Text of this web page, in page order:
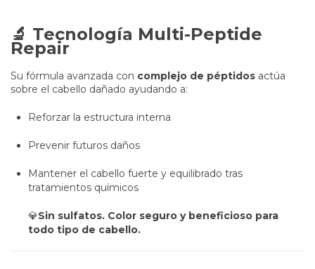
🔬 Tecnología Multi-Peptide
Repair
Su fórmula avanzada con complejo de péptidos actúa
sobre el cabello dañado ayudando a:
Reforzar la estructura interna
Prevenir futuros daños
Mantener el cabello fuerte y equilibrado tras
tratamientos químicos
💎Sin sulfatos. Color seguro y beneficioso para
todo tipo de cabello.